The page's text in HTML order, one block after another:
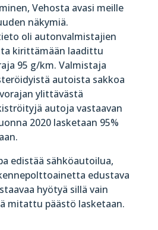
Vehosta avasi meille
näkymiä.
oli autonvalmistajien
kirittämään laadittu
95 g/km. Valmistaja
autoista sakkoa
ylittävästä
autoja vastaavan
2020 lasketaan 95%
edistää sähköautoilua,
edustava
hyötyä sillä vain
mitattu päästö lasketaan.